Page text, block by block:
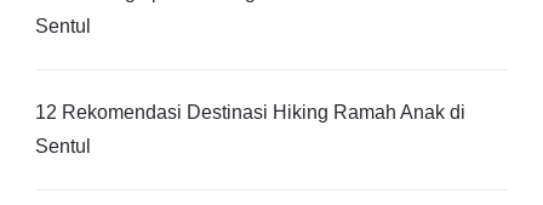
Sentul
12 Rekomendasi Destinasi Hiking Ramah Anak di
Sentul